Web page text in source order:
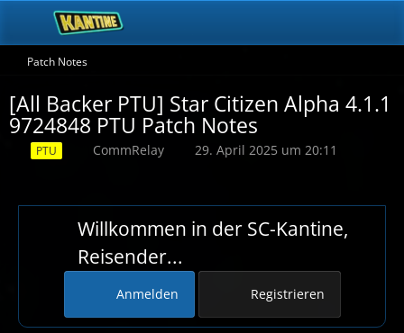
Patch Notes
[All Backer PTU] Star Citizen Alpha 4.1.1
9724848 PTU Patch Notes
PTU CommRelay 29. April 2025 um 20:11
Willkommen in der SC-Kantine,
Reisender...
Anmelden Registrieren